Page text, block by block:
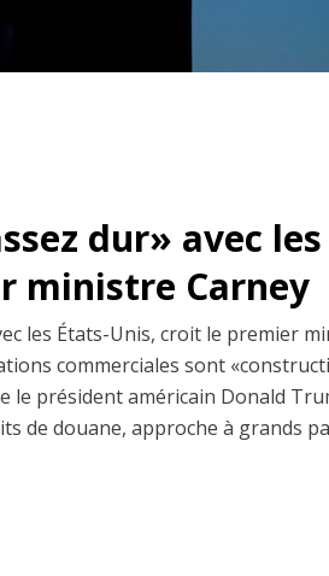
dur» avec
ministre Carney
les États-Unis, croit le premier
commerciales sont
le président américain Donald
de douane, approche à grands